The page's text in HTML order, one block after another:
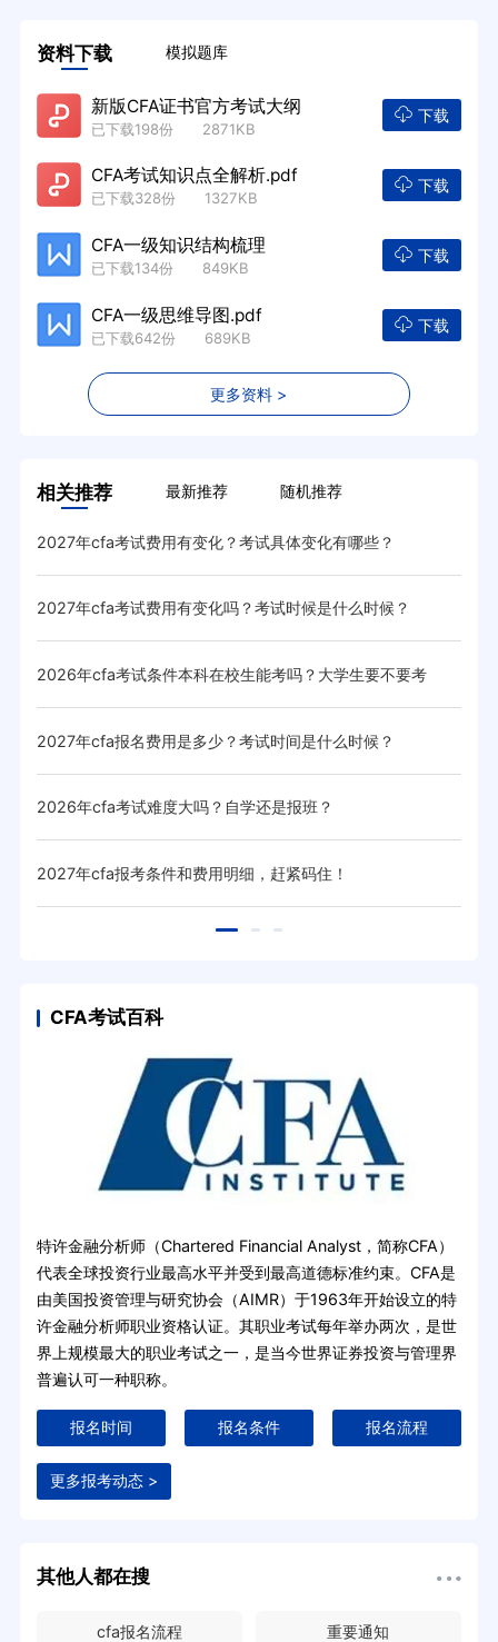
资料下载 模拟题库
新版CFA证书官方考试大纲
已下载198份 2871KB
下载
CFA考试知识点全解析.pdf
已下载328份 1327KB
下载
CFA一级知识结构梳理
已下载134份 849KB
下载
CFA一级思维导图.pdf
已下载642份 689KB
下载
更多资料 >
相关推荐 最新推荐 随机推荐
2027年cfa考试费用有变化？考试具体变化有哪些？
2027年cfa考试费用有变化吗？考试时候是什么时候？
2026年cfa考试条件本科在校生能考吗？大学生要不要考
cfa？
2027年cfa报名费用是多少？考试时间是什么时候？
2026年cfa考试难度大吗？自学还是报班？
2027年cfa报考条件和费用明细，赶紧码住！
CFA考试百科
特许金融分析师（Chartered Financial Analyst，简称CFA）
代表全球投资行业最高水平并受到最高道德标准约束。CFA是
由美国投资管理与研究协会（AIMR）于1963年开始设立的特
许金融分析师职业资格认证。其职业考试每年举办两次，是世
界上规模最大的职业考试之一，是当今世界证券投资与管理界
普遍认可一种职称。
报名时间 报名条件 报名流程
更多报考动态 >
其他人都在搜
cfa报名流程 重要通知